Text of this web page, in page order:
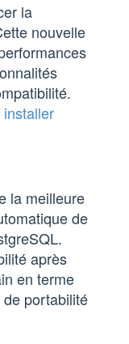
la
nouvelle
la meilleure
de
après
en terme
portabilité